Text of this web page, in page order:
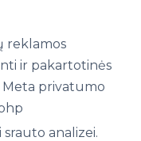
reklamos
ir pakartotinės
privatumo
analizei.